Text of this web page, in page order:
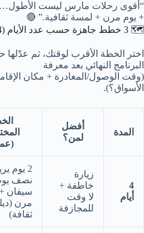
“أقوى رحلات مارس ليست الأطول… بل
+ يوم مرن + لمسة ثقافية.” 🔴
🗺️ 3 خطط جاهزة حسب عدد الأيام (4 / 7 / 10)
اختر الخطة الأقرب لوقتك، ثم
البرنامج النهائي بعد معرفة
(وقت الوصول/المغادرة + مكان
الأسواق؟).
المدة
أفضل
لمن؟
4
أيام
زيارة
خاطفة +
لا وقت
للمجازفة
2 يوم
نصف
سيفان
مرن
ثقافة)